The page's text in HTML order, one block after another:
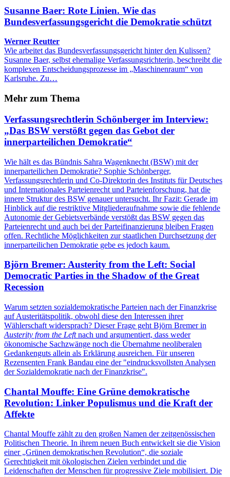
Susanne Baer: Rote Linien. Wie das
Bundesverfassungsgericht die Demokratie schützt
Werner Reutter
Wie arbeitet das Bundesverfassungsgericht hinter den Kulissen?
Susanne Baer, selbst ehemalige Verfassungsrichterin, beschreibt die
komplexen Entscheidungsprozesse im „Maschinenraum“ von
Karlsruhe. Zu…
Mehr zum Thema
Verfassungsrechtlerin Schönberger im Interview:
„Das BSW verstößt gegen das Gebot der
innerparteilichen Demokratie“
Wie hält es das Bündnis Sahra Wagenknecht (BSW) mit der
innerparteilichen Demokratie? Sophie Schönberger,
Verfassungsrechtlerin und Co-Direktorin des Instituts für Deutsches
und Internationales Parteienrecht und Parteienforschung, hat die
innere Struktur des BSW genauer untersucht. Ihr Fazit: Gerade im
Hinblick auf die restriktive Mitgliederaufnahme sowie die fehlende
Autonomie der Gebietsverbände verstößt das BSW gegen das
Parteienrecht und auch bei der Parteifinanzierung bleiben Fragen
offen. Rechtliche Möglichkeiten zur staatlichen Durchsetzung der
innerparteilichen Demokratie gebe es jedoch kaum.
Björn Bremer: Austerity from the Left: Social
Democratic Parties in the Shadow of the Great
Recession
Warum setzten sozialdemokratische Parteien nach der Finanzkrise
auf Austeritätspolitik, obwohl diese den Interessen ihrer
Wählerschaft widersprach? Dieser Frage geht Björn Bremer in
Austerity from the Leftnach und argumentiert, dass weder
ökonomische Sachzwänge noch die Übernahme neoliberalen
Gedankenguts allein als Erklärung ausreichen. Für unseren
Rezensenten Frank Bandau eine der "eindrucksvollsten Analysen
der Sozialdemokratie nach der Finanzkrise".
Chantal Mouffe: Eine Grüne demokratische
Revolution: Linker Populismus und die Kraft der
Affekte
Chantal Mouffe zählt zu den großen Namen der zeitgenössischen
Politischen Theorie. In ihrem neuen Buch entwickelt sie die Vision
einer „Grünen demokratischen Revolution“, die soziale
Gerechtigkeit mit ökologischen Zielen verbindet und die
Leidenschaften der Menschen für progressive Ziele mobilisiert. Die